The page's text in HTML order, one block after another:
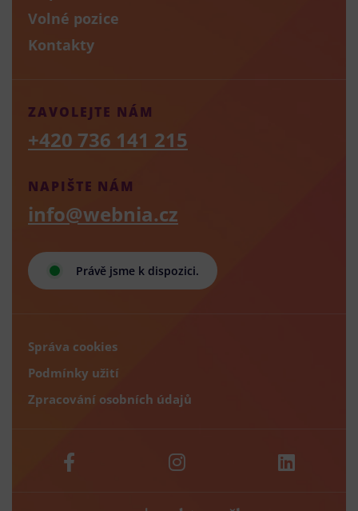
Volné pozice
Kontakty
Právě jsme k dispozici.
NAPIŠTE NÁM
info@webnia.cz
ZAVOLEJTE NÁM
+420 736 141 215
Správa cookies
Podmínky užití
Zpracování osobních údajů